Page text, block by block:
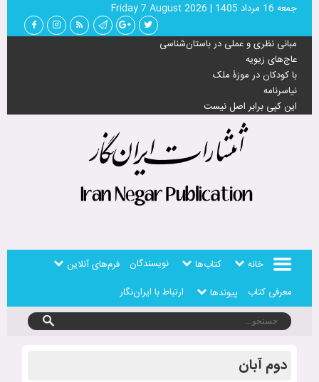
جمعه 16 مرداد 1405 |
Friday 7 August 2026
مبانی نظری و عملی در باستان‌شناسی
عاج‌های زیویه
با کودکان در موزۀ ملک
نیاسرنامه
این کپی برابر اصل نیست
خانه کتاب‌ها نویسندگان
فرم‌های آنلاین
معرفی کتاب
پیوندها ارتباط با ایران‌نگار
دوم آبان